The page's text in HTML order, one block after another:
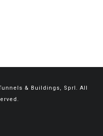
& Buildings, Sprl. All